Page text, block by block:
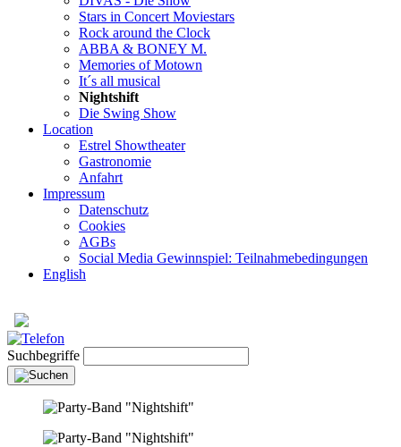
Stars in Concert Moviestars
Rock around the Clock
ABBA & BONEY M.
Memories of Motown
It´s all musical
Nightshift
Die Swing Show
Location
Estrel Showtheater
Gastronomie
Anfahrt
Impressum
Datenschutz
Cookies
AGBs
Social Media Gewinnspiel: Teilnahmebedingungen
English
Suchbegriffe